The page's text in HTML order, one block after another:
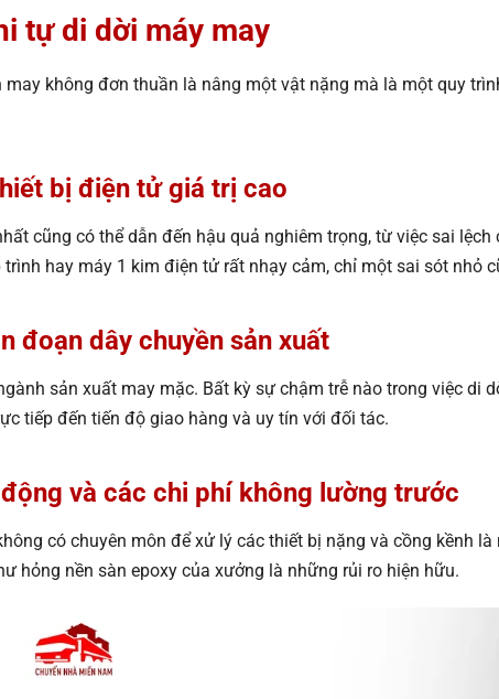
tự di dời máy may
không đơn thuần là nâng một vật nặng mà là một quy
bị điện tử giá trị cao
cũng có thể dẫn đến hậu quả nghiêm trọng, từ việc sai
hay máy 1 kim điện tử rất nhạy cảm, chỉ một sai sót nhỏ
đoạn dây chuyền sản xuất
sản xuất may mặc. Bất kỳ sự chậm trễ nào trong việc
tiếp đến tiến độ giao hàng và uy tín với đối tác.
và các chi phí không lường trước
có chuyên môn để xử lý các thiết bị nặng và cồng kềnh
hỏng nền sàn epoxy của xưởng là những rủi ro hiện hữu.